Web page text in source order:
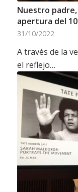
Nuestro
apertura del
31/10/2022
A través de la
el reflejo…